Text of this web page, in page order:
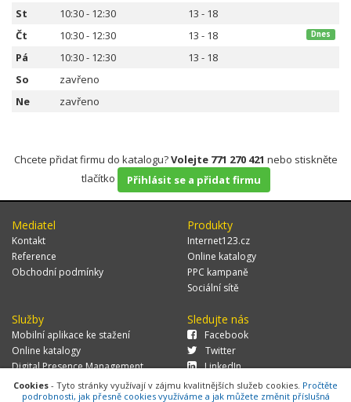
St
10:30 - 12:30
13 - 18
Čt
10:30 - 12:30 13 - 18 Dnes
Pá 10:30 - 12:30
13 - 18
So
zavřeno
Ne
zavřeno
Chcete přidat firmu do katalogu?Volejte 771 270 421 nebo stiskněte
tlačítko
Přihlásit se a přidat firmu
Mediatel
Kontakt
Reference
Obchodní podmínky
Produkty
Internet123.cz
Online katalogy
PPC kampaně
Sociální sítě
Služby
Mobilní aplikace ke stažení
Online katalogy
Digital Presence Management
Více zákazníků
Sledujte nás
Facebook
Twitter
LinkedIn
Cookies - Tyto stránky využívají v zájmu kvalitnějších služeb cookies. Pročtěte
podrobnosti, jak přesně cookies využíváme a jak můžete změnit příslušná